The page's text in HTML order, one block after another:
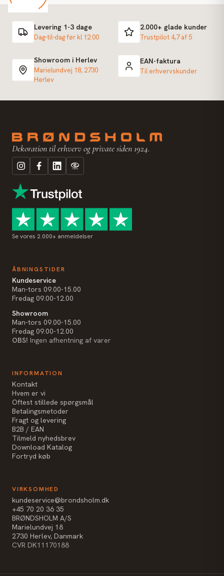
Levering 1-3 dage
Dag-til-dag før kl 12:00
2.000+ glade kunder
Trustpilot 4,7 af 5
Showroom i Herlev
Marielundvej 18, 2730
Herlev
EAN-faktura
Til erhvervskunder
Dekoration til erhverv og private siden 1924.
Se vores 2.000+ anmeldelser
ÅBNINGSTIDER
Kundeservice
Man-tors 09.00-15.00
Fredag 09.00-12.00
Showroom
Man-tors 09.00-15.00
Fredag 09.00-12.00
OBS! Ingen afhentning af varer
INFORMATION
Kontakt
Hvem er vi
Oftest stillede spørgsmål
Betalingsmetoder
Fragt og levering
B2B / EAN
Tilmeld nyhedsbrev
Download Katalog
Fortryd køb
VIRKSOMHED
kundeservice@brondsholm.dk
+45 70 20 36 35
BRØNDSHOLM A/S
Marielundvej 18
2730 Herlev, Danmark
CVR DK11170188